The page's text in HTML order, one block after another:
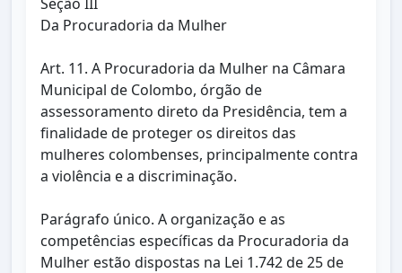
Da Procuradoria da Mulher
Art. 11. A Procuradoria da Mulher na Câmara
Municipal de Colombo, órgão de
assessoramento direto da Presidência, tem a
finalidade de proteger os direitos das
mulheres colombenses, principalmente contra
a violência e a discriminação.
Parágrafo único. A organização e as
competências específicas da Procuradoria da
Mulher estão dispostas na Lei 1.742 de 25 de